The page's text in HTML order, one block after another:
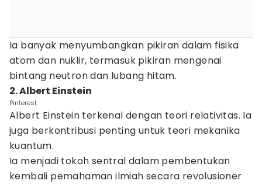
Ia banyak menyumbangkan pikiran dalam fisika
atom dan nuklir, termasuk pikiran mengenai
bintang neutron dan lubang hitam.
2. Albert Einstein
Pinterest
Albert Einstein terkenal dengan teori relativitas. Ia
juga berkontribusi penting untuk teori mekanika
kuantum.
Ia menjadi tokoh sentral dalam pembentukan
kembali pemahaman ilmiah secara revolusioner